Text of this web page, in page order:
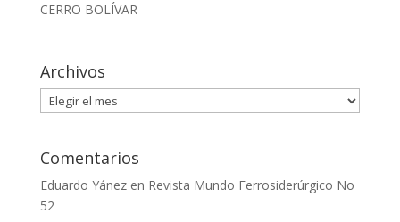
CERRO BOLÍVAR
Archivos
Archivos
Comentarios
Eduardo Yánezen Revista Mundo Ferrosiderúrgico No
52